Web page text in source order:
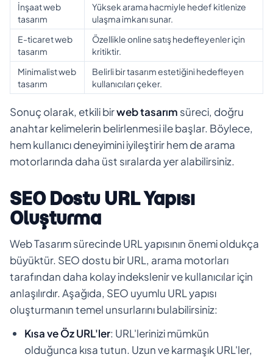
İnşaat web
tasarım
Yüksek arama hacmiyle hedef kitlenize
ulaşma imkanı sunar.
E-ticaret web
tasarım
Özellikle online satış hedefleyenler için
kritiktir.
Minimalist web
tasarım
Belirli bir tasarım estetiğini hedefleyen
kullanıcıları çeker.
Sonuç olarak, etkili birweb tasarım süreci, doğru
anahtar kelimelerin belirlenmesi ile başlar. Böylece,
hem kullanıcı deneyimini iyileştirir hem de arama
motorlarında daha üst sıralarda yer alabilirsiniz.
SEO Dostu URL Yapısı
Oluşturma
Web Tasarım sürecinde URL yapısının önemi oldukça
büyüktür. SEO dostu bir URL, arama motorları
tarafından daha kolay indekslenir ve kullanıcılar için
anlaşılırdır. Aşağıda, SEO uyumlu URL yapısı
oluşturmanın temel unsurlarını bulabilirsiniz:
Kısa ve Öz URL'ler: URL'lerinizi mümkün
olduğunca kısa tutun. Uzun ve karmaşık URL'ler,